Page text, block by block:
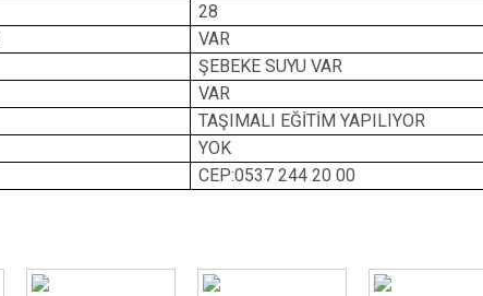
Kıbrıscık
Mengen
Seben
Yeniçağa
28
VAR
ŞEBEKE SUYU VAR
VAR
TAŞIMALI EĞİTİM YAPILIYOR
YOK
CEP:0537 244 20 00